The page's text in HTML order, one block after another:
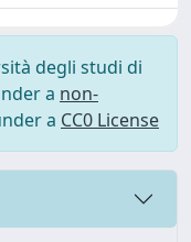
degli studi di
a non-
a CC0 License